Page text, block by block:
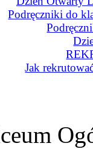
Podręczniki do
Jak